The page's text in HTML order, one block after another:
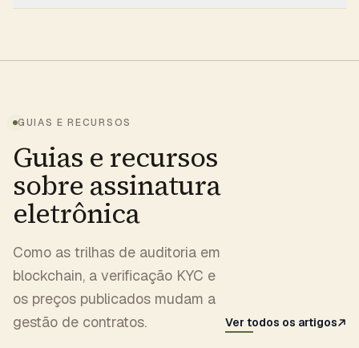
GUIAS E RECURSOS
Guias e recursos
sobre assinatura
eletrônica
Como as trilhas de auditoria em
blockchain, a verificação KYC e
os preços publicados mudam a
gestão de contratos.
Ver todos os artigos